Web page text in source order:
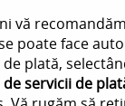
vă
poate face
plată,
servicii de